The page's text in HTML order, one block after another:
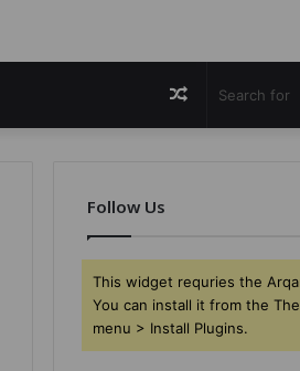
Random
Follow Us
This widget requries the
You can install it from the
menu > Install Plugins.